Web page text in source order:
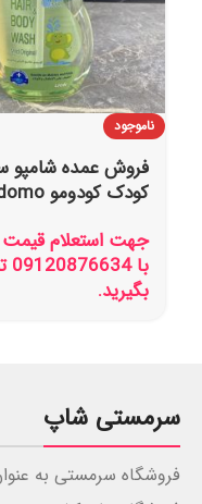
ناموجود
فروش عمده شامپو
جهت استعلام
بگیرید.
سرمستی شاپ
فروشگاه سرمستی به